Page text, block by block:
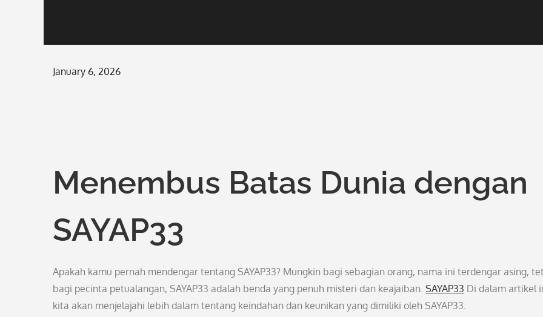
Posted
January 6, 2026
Menembus Batas Dunia dengan
SAYAP33
Apakah kamu pernah mendengar tentang SAYAP33? Mungkin bagi sebagian orang, nama ini terdengar asing,
bagi pecinta petualangan, SAYAP33 adalah benda yang penuh misteri dan keajaiban. SAYAP33 Di dalam artikel
kita akan menjelajahi lebih dalam tentang keindahan dan keunikan yang dimiliki oleh SAYAP33.